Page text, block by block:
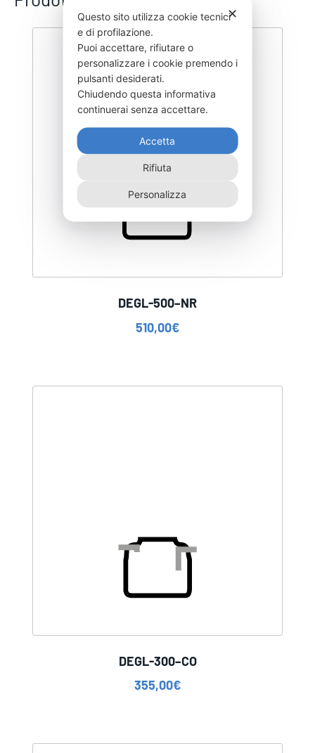
DEGL-500–NR
510,00€
DEGL-300–CO
355,00€
✕
Questo sito utilizza cookie tecnici
e di profilazione.
Puoi accettare, rifiutare o
personalizzare i cookie premendo i
pulsanti desiderati.
Chiudendo questa informativa
continuerai senza accettare.
Accetta
Rifiuta
Personalizza